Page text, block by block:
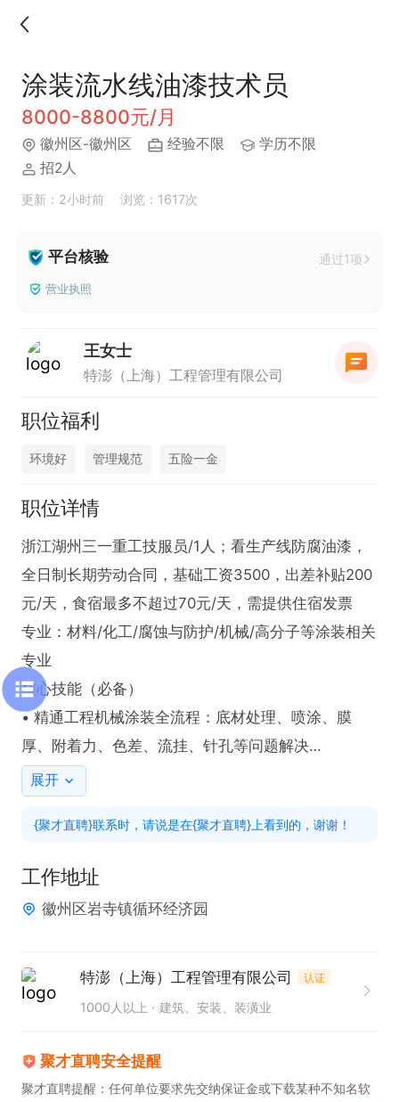
涂装流水线油漆技术员
8000-8800元/月
徽州区-徽州区 经验不限
学历不限
招2人
更新：2小时前 浏览：1617次
平台核验 通过1项
营业执照
王女士
特澎（上海）工程管理有限公司
职位福利
环境好 管理规范 五险一金
职位详情
浙江湖州三一重工技服员/1人；看生产线防腐油漆，
全日制长期劳动合同，基础工资3500，出差补贴200
元/天，食宿最多不超过70元/天，需提供住宿发票
专业：材料/化工/腐蚀与防护/机械/高分子等涂装相关
专业
核心技能（必备）
• 精通工程机械涂装全流程：底材处理、喷涂、膜
厚、附着力、色差、流挂、针孔等问题解决
• 熟悉环氧/丙烯酸/醇酸/水性漆体系与施工参数
分析报告
能力与素质
• 能驻场/出差，现场涂料解决施工与质量问题
• 严谨、责任心强，能独立判断与整改
岗位福利：五险一金、食宿补贴、交通补贴、节假日
展开
{聚才直聘}联系时，请说是在{聚才直聘}上看到的，谢谢！
工作地址
徽州区岩寺镇循环经济园
特澎（上海）工程管理有限公司 认证
1000人以上 建筑、安装、装潢业
聚才直聘安全提醒
聚才直聘提醒：任何单位要求先交纳保证金或下载某种不知名软